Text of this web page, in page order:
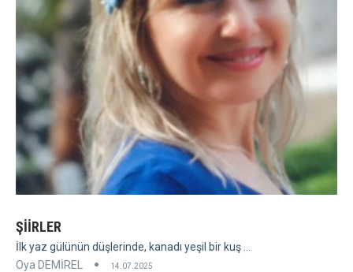
ŞİİRLER
İlk yaz gülünün düşlerinde, kanadı yeşil bir kuş ...
Oya DEMİREL
14.07.2025